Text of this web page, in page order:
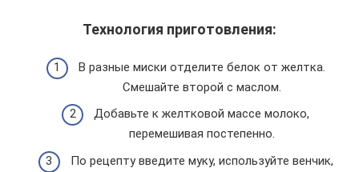
Технология приготовления:
В разные миски отделите белок от желтка.
Смешайте второй с маслом.
Добавьте к желтковой массе молоко,
перемешивая постепенно.
По рецепту введите муку, используйте венчик,